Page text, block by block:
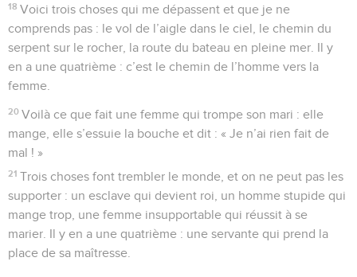
18 Voici trois choses qui me dépassent et que je ne
comprends pas : le vol de l’aigle dans le ciel, le chemin du
serpent sur le rocher, la route du bateau en pleine mer. Il y
en a une quatrième : c’est le chemin de l’homme vers la
femme.
20 Voilà ce que fait une femme qui trompe son mari : elle
mange, elle s’essuie la bouche et dit : « Je n’ai rien fait de
mal ! »
21 Trois choses font trembler le monde, et on ne peut pas les
supporter : un esclave qui devient roi, un homme stupide qui
mange trop, une femme insupportable qui réussit à se
marier. Il y en a une quatrième : une servante qui prend la
place de sa maîtresse.